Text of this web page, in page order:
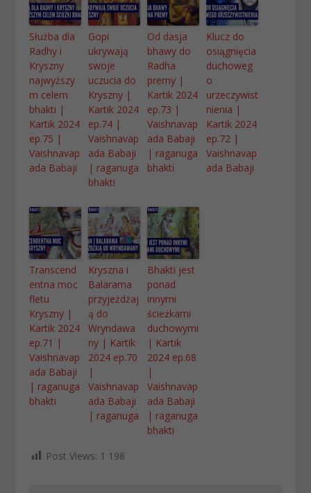
Służba dla
Radhy i
Kryszny
najwyższy
m celem
bhakti |
Kartik 2024
ep.75 |
Vaishnavap
ada Babaji
Gopi
ukrywają
swoje
uczucia do
Kryszny |
Kartik 2024
ep.74 |
Vaishnavap
ada Babaji
| raganuga
bhakti
Od dasja
bhawy do
Radha
premy |
Kartik 2024
ep.73 |
Vaishnavap
ada Babaji
| raganuga
bhakti
Klucz do
osiągnięcia
duchoweg
o
urzeczywist
nienia |
Kartik 2024
ep.72 |
Vaishnavap
ada Babaji
Transcend
entna moc
fletu
Kryszny |
Kartik 2024
ep.71 |
Vaishnavap
ada Babaji
| raganuga
bhakti
Kryszna i
Balarama
przyjeżdżaj
ą do
Wryndawa
ny | Kartik
2024 ep.70
|
Vaishnavap
ada Babaji
| raganuga
Bhakti jest
ponad
innymi
ścieżkami
duchowymi
| Kartik
2024 ep.68
|
Vaishnavap
ada Babaji
| raganuga
bhakti
Post Views: 1 198